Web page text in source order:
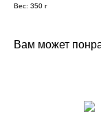
Вес: 350 г
Вам может